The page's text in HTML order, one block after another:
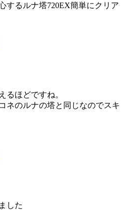
するルナ塔720EX簡単にクリア
るほどですね。
ネのルナの塔と同じなのでスキ
した